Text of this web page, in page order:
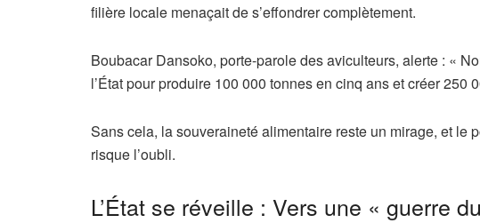
filière locale menaçait de s’effondrer complètement.
Boubacar Dansoko, porte-parole des aviculteurs, alerte : «
l’État pour produire 100 000 tonnes en cinq ans et créer 250
Sans cela, la souveraineté alimentaire reste un mirage, et le
risque l’oubli.
L’État se réveille : Vers une « guerre